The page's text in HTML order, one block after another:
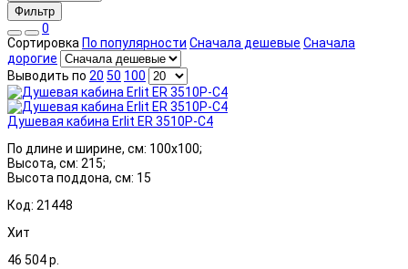
Фильтр
0
Сортировка По популярности Сначала дешевые Сначала
дорогие
Выводить по 20 50 100
Душевая кабина Erlit ER 3510P-C4
По длине и ширине, см: 100x100;
Высота, см: 215;
Высота поддона, см: 15
Код: 21448
Хит
46 504р.